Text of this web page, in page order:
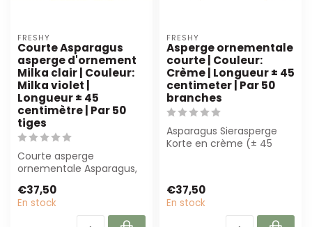
FRESHY
Courte Asparagus
asperge d'ornement
Milka clair | Couleur:
Milka violet |
Longueur ± 45
centimètre | Par 50
tiges
Courte asperge
ornementale Asparagus,
(±45 cm) de Fr...
€37,50
En stock
FRESHY
Asperge ornementale
courte | Couleur:
Crème | Longueur ± 45
centimeter | Par 50
branches
Asparagus Sierasperge
Korte en crème (± 45
€37,50
En stock